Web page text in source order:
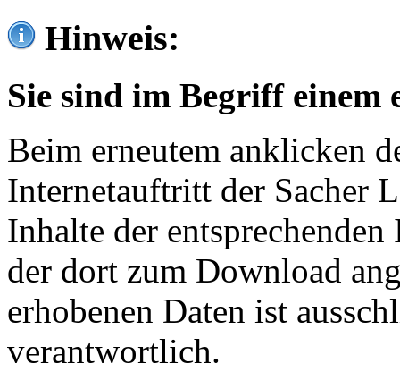
Hinweis:
Sie sind im Begriff einem
Beim erneutem anklicken
Internetauftritt der Sacher
Inhalte der
der dort zum Download
erhobenen Daten ist
verantwortlich.